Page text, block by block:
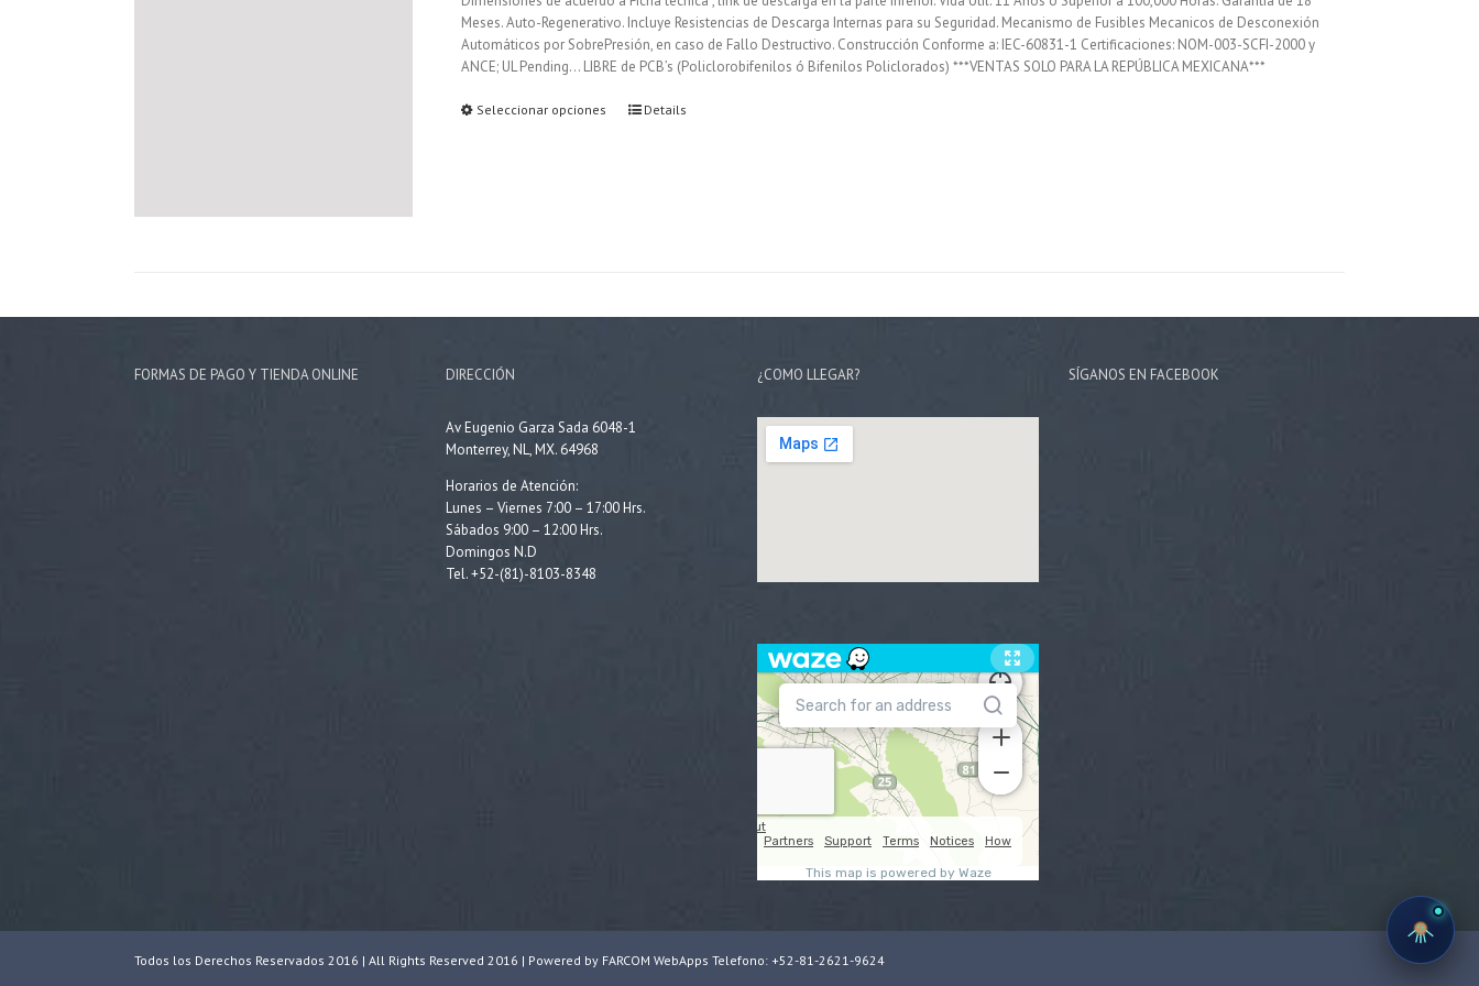
Meses. Auto-Regenerativo. Incluye Resistencias de Descarga Internas para su Seguridad. Mecanismo de Fusibles Mecanicos de Desconexión
Automáticos por SobrePresión, en caso de Fallo Destructivo. Construcción Conforme a: IEC-60831-1 Certificaciones: NOM-003-SCFI-2000 y
ANCE; UL Pending... LIBRE de PCB’s (Policlorobifenilos ó Bifenilos Policlorados) ***VENTAS SOLO PARA LA REPÚBLICA MEXICANA***
Seleccionar opciones Details
FORMAS DE PAGO Y TIENDA ONLINE DIRECCIÓN
Av Eugenio Garza Sada 6048-1
Monterrey, NL, MX. 64968
Horarios de Atención:
Lunes – Viernes 7:00 – 17:00 Hrs.
Sábados 9:00 – 12:00 Hrs.
Domingos N.D
Tel. +52-(81)-8103-8348
¿COMO LLEGAR? SÍGANOS EN FACEBOOK
Todos los Derechos Reservados 2016 | All Rights Reserved 2016 | Powered by FARCOM WebApps Telefono: +52-81-2621-9624